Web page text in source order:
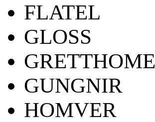
FLATEL
GLOSS
GRETTHOME
GUNGNIR
HOMVER